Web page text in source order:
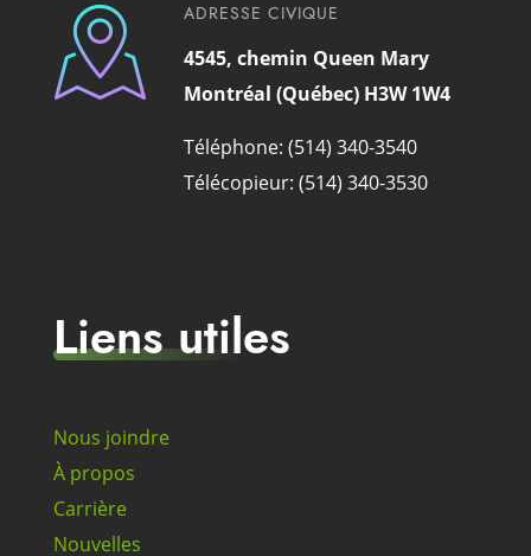
ADRESSE CIVIQUE
4545, chemin Queen Mary
Montréal (Québec) H3W 1W4
Téléphone: (514) 340-3540
Télécopieur: (514) 340-3530
Liens utiles
Nous joindre
À propos
Carrière
Nouvelles